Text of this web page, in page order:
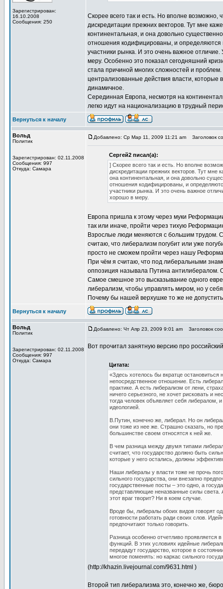
Зарегистрирован:
16.10.2008
Сообщения: 250
Скорее всего так и есть. Но вполне возможно,
дискредитации прежних векторов. Тут мне
континентальная, и она довольно
отношения кодифицированы, и определяются
участники рынка. И это очень важное
меру. Особенно это показал сегодняшний
стала причиной многих сложностей и
централизованные действия власти, которые
динамичное.
Серединная Европа, несмотря на
легко идут на национализацию в трудный
Вернуться к началу
Вольд
Политик
Зарегистрирован: 02.11.2008
Сообщения: 997
Откуда: Самара
Добавлено: Ср Мар 11, 2009 11:21 am Заголовок
Сергей2 писал(а):
] Скорее всего так и есть. Но вполне
дискредитации прежних векторов. Тут мне
она континентальная, и она довольно
отношения кодифицированы, и
участники рынка. И это очень важное
хорошо в меру.
Европа пришла к этому через муки
так или иначе, пройти через тихую
Взрослые люди меняются с большим трудом.
считаю, что либерализм погубит или уже
просто не сможем пройти через нашу
При чём я считаю, что под либеральными
оппозиция называла Путина антилибералом.
Самое смешное это высказывание одного
либерализм, чтобы управлять миром, но у
Почему бы нашей верхушке то же не
Вернуться к началу
Вольд
Политик
Зарегистрирован: 02.11.2008
Сообщения: 997
Откуда: Самара
Добавлено: Чт Апр 23, 2009 9:01 am Заголовок
Вот прочитал занятную версию про
Цитата:
«Здесь хотелось бы вкратце остановиться
непосредственное отношение. Есть
практике. А есть либерализм от лени,
ничего серьезного, не хочет рисковать и
тогда человек объявляет себя либералом,
идеологией.
В.Путин, конечно же, либерал. Но он
они тоже из нее же. Страшно сказать, но
большинстве своем относятся к ней же.
В чем разница между двумя типами
считает, что государство должно быть
которые у него остались, должны
Наши либералы у власти тоже не прочь
сильного государства, они внезапно
государственные посты – это одно, а
представляющие неназванные силы света.
этот враг творит? Ни в коем случае.
Вроде бы, либералы обоих видов говорят
готовности работать ради своих слов.
предпочитают только говорить.
Разница особенно отчетливо проявляется
функций. В этих условиях идейные
передадут государство, которое в
многое поменять: но каркас сильного
(http://khazin.livejournal.com/9631.html )
Второй тип либерализма это, конечно же,